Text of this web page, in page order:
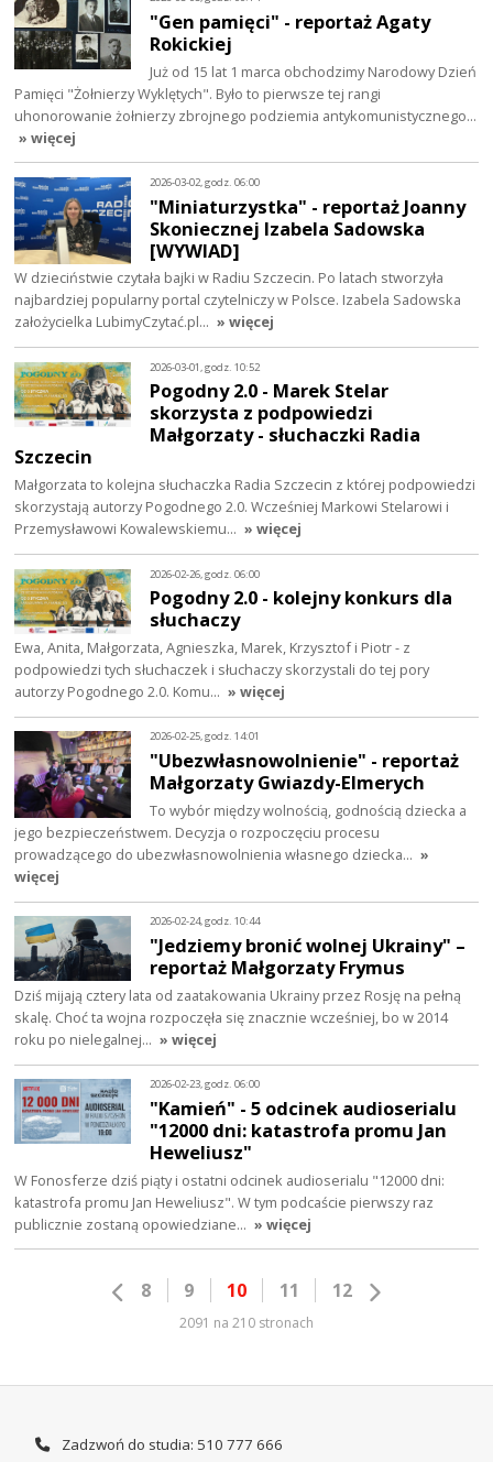
"Gen pamięci" - reportaż Agaty
Rokickiej
Już od 15 lat 1 marca obchodzimy Narodowy Dzień
Pamięci "Żołnierzy Wyklętych". Było to pierwsze tej rangi
uhonorowanie żołnierzy zbrojnego podziemia antykomunistycznego…
» więcej
2026-03-02, godz. 06:00
"Miniaturzystka" - reportaż Joanny
Skoniecznej Izabela Sadowska
[WYWIAD]
W dzieciństwie czytała bajki w Radiu Szczecin. Po latach stworzyła
najbardziej popularny portal czytelniczy w Polsce. Izabela Sadowska
założycielka LubimyCzytać.pl… » więcej
2026-03-01, godz. 10:52
Pogodny 2.0 - Marek Stelar
skorzysta z podpowiedzi
Małgorzaty - słuchaczki Radia
Szczecin
Małgorzata to kolejna słuchaczka Radia Szczecin z której podpowiedzi
skorzystają autorzy Pogodnego 2.0. Wcześniej Markowi Stelarowi i
Przemysławowi Kowalewskiemu… » więcej
2026-02-26, godz. 06:00
Pogodny 2.0 - kolejny konkurs dla
słuchaczy
Ewa, Anita, Małgorzata, Agnieszka, Marek, Krzysztof i Piotr - z
podpowiedzi tych słuchaczek i słuchaczy skorzystali do tej pory
autorzy Pogodnego 2.0. Komu… » więcej
2026-02-25, godz. 14:01
"Ubezwłasnowolnienie" - reportaż
Małgorzaty Gwiazdy-Elmerych
To wybór między wolnością, godnością dziecka a
jego bezpieczeństwem. Decyzja o rozpoczęciu procesu
prowadzącego do ubezwłasnowolnienia własnego dziecka… »
więcej
2026-02-24, godz. 10:44
"Jedziemy bronić wolnej Ukrainy" –
reportaż Małgorzaty Frymus
Dziś mijają cztery lata od zaatakowania Ukrainy przez Rosję na pełną
skalę. Choć ta wojna rozpoczęła się znacznie wcześniej, bo w 2014
roku po nielegalnej… » więcej
2026-02-23, godz. 06:00
"Kamień" - 5 odcinek audioserialu
"12000 dni: katastrofa promu Jan
Heweliusz"
W Fonosferze dziś piąty i ostatni odcinek audioserialu "12000 dni:
katastrofa promu Jan Heweliusz". W tym podcaście pierwszy raz
publicznie zostaną opowiedziane… » więcej
8 9 10 11 12
2091 na 210 stronach
Zadzwoń do studia: 510 777 666